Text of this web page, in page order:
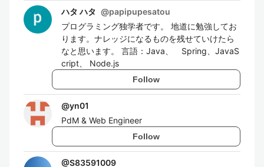
ハタ ハタ @papipupesatou
プログラミング独学者です。 地道に勉強してお
ります。ナレッジになるものを残せていけたら
なと思います。 言語：Java、 Spring、JavaS
cript、 Node.js
Follow
@yn01
PdM & Web Engineer
Follow
@S83591009